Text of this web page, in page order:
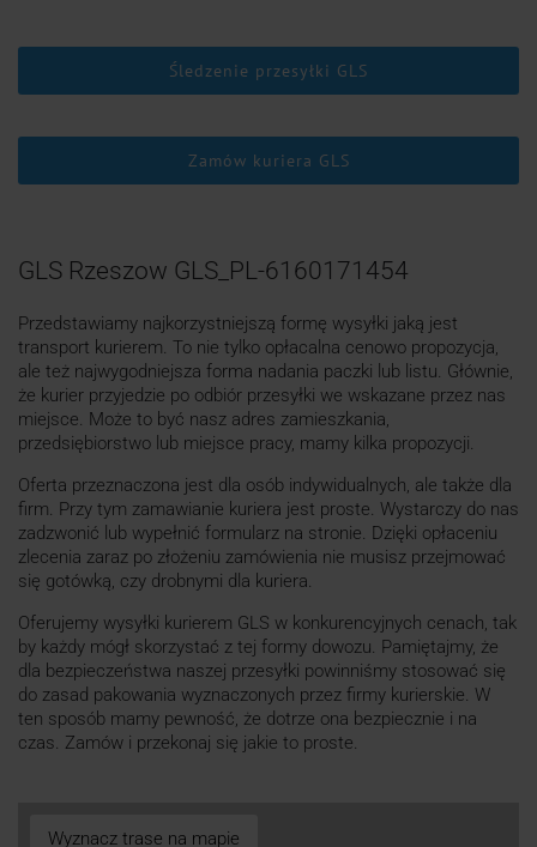
Śledzenie przesyłki GLS
Zamów kuriera GLS
GLS Rzeszow GLS_PL-6160171454
Przedstawiamy najkorzystniejszą formę wysyłki jaką jest
transport kurierem. To nie tylko opłacalna cenowo propozycja,
ale też najwygodniejsza forma nadania paczki lub listu. Głównie,
że kurier przyjedzie po odbiór przesyłki we wskazane przez nas
miejsce. Może to być nasz adres zamieszkania,
przedsiębiorstwo lub miejsce pracy, mamy kilka propozycji.
Oferta przeznaczona jest dla osób indywidualnych, ale także dla
firm. Przy tym zamawianie kuriera jest proste. Wystarczy do nas
zadzwonić lub wypełnić formularz na stronie. Dzięki opłaceniu
zlecenia zaraz po złożeniu zamówienia nie musisz przejmować
się gotówką, czy drobnymi dla kuriera.
Oferujemy wysyłki kurierem GLS w konkurencyjnych cenach, tak
by każdy mógł skorzystać z tej formy dowozu. Pamiętajmy, że
dla bezpieczeństwa naszej przesyłki powinniśmy stosować się
do zasad pakowania wyznaczonych przez firmy kurierskie. W
ten sposób mamy pewność, że dotrze ona bezpiecznie i na
czas. Zamów i przekonaj się jakie to proste.
Wyznacz trase na mapie